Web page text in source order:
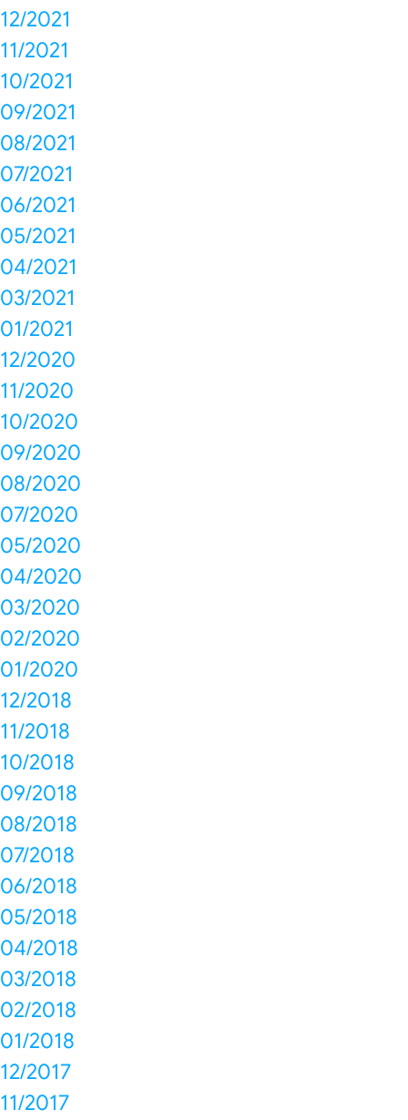
12/2021
11/2021
10/2021
09/2021
08/2021
07/2021
06/2021
05/2021
04/2021
03/2021
01/2021
12/2020
11/2020
10/2020
09/2020
08/2020
07/2020
05/2020
04/2020
03/2020
02/2020
01/2020
12/2018
11/2018
10/2018
09/2018
08/2018
07/2018
06/2018
05/2018
04/2018
03/2018
02/2018
01/2018
12/2017
11/2017